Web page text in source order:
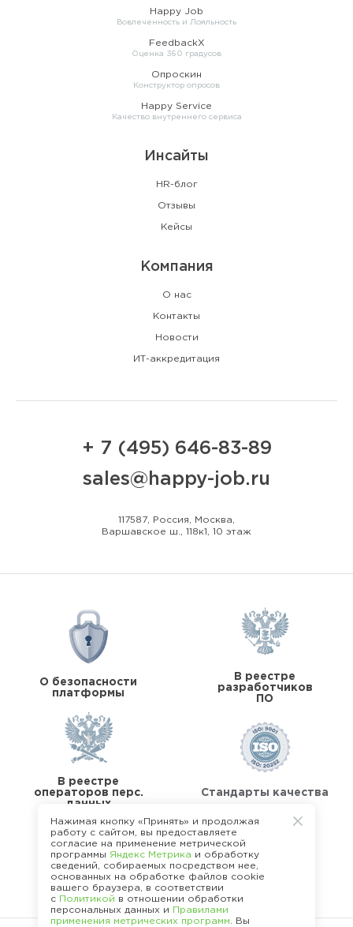
Happy Job
Вовлеченность и Лояльность
FeedbackX
Оценка 360 градусов
Опроскин
Конструктор опросов
Happy Service
Качество внутреннего сервиса
Инсайты
HR-блог
Отзывы
Кейсы
Компания
О нас
Контакты
Новости
ИТ-аккредитация
+ 7 (495) 646-83-89
sales@happy-job.ru
117587, Россия, Москва,
Варшавское ш., 118к1, 10 этаж
О безопасности
платформы
В реестре
разработчиков
ПО
В реестре
операторов перс.
данных
Стандарты качества
О команде Happy Job
Нажимая кнопку «Принять» и продолжая
работу с сайтом, вы предоставляете
согласие на применение метрической
программы Яндекс Метрика и обработку
сведений, собираемых посредством нее,
основанных на обработке файлов cookie
вашего браузера, в соответствии
с Политикой в отношении обработки
персональных данных и
Правилами
применения метрических программ . Вы